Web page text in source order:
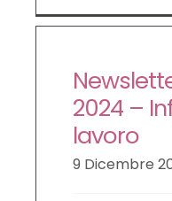
2024 –
lavoro
9 Dicembre